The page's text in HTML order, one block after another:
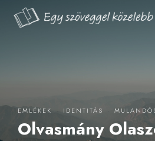
EMLÉKEK IDENTITÁS
Olvasmány